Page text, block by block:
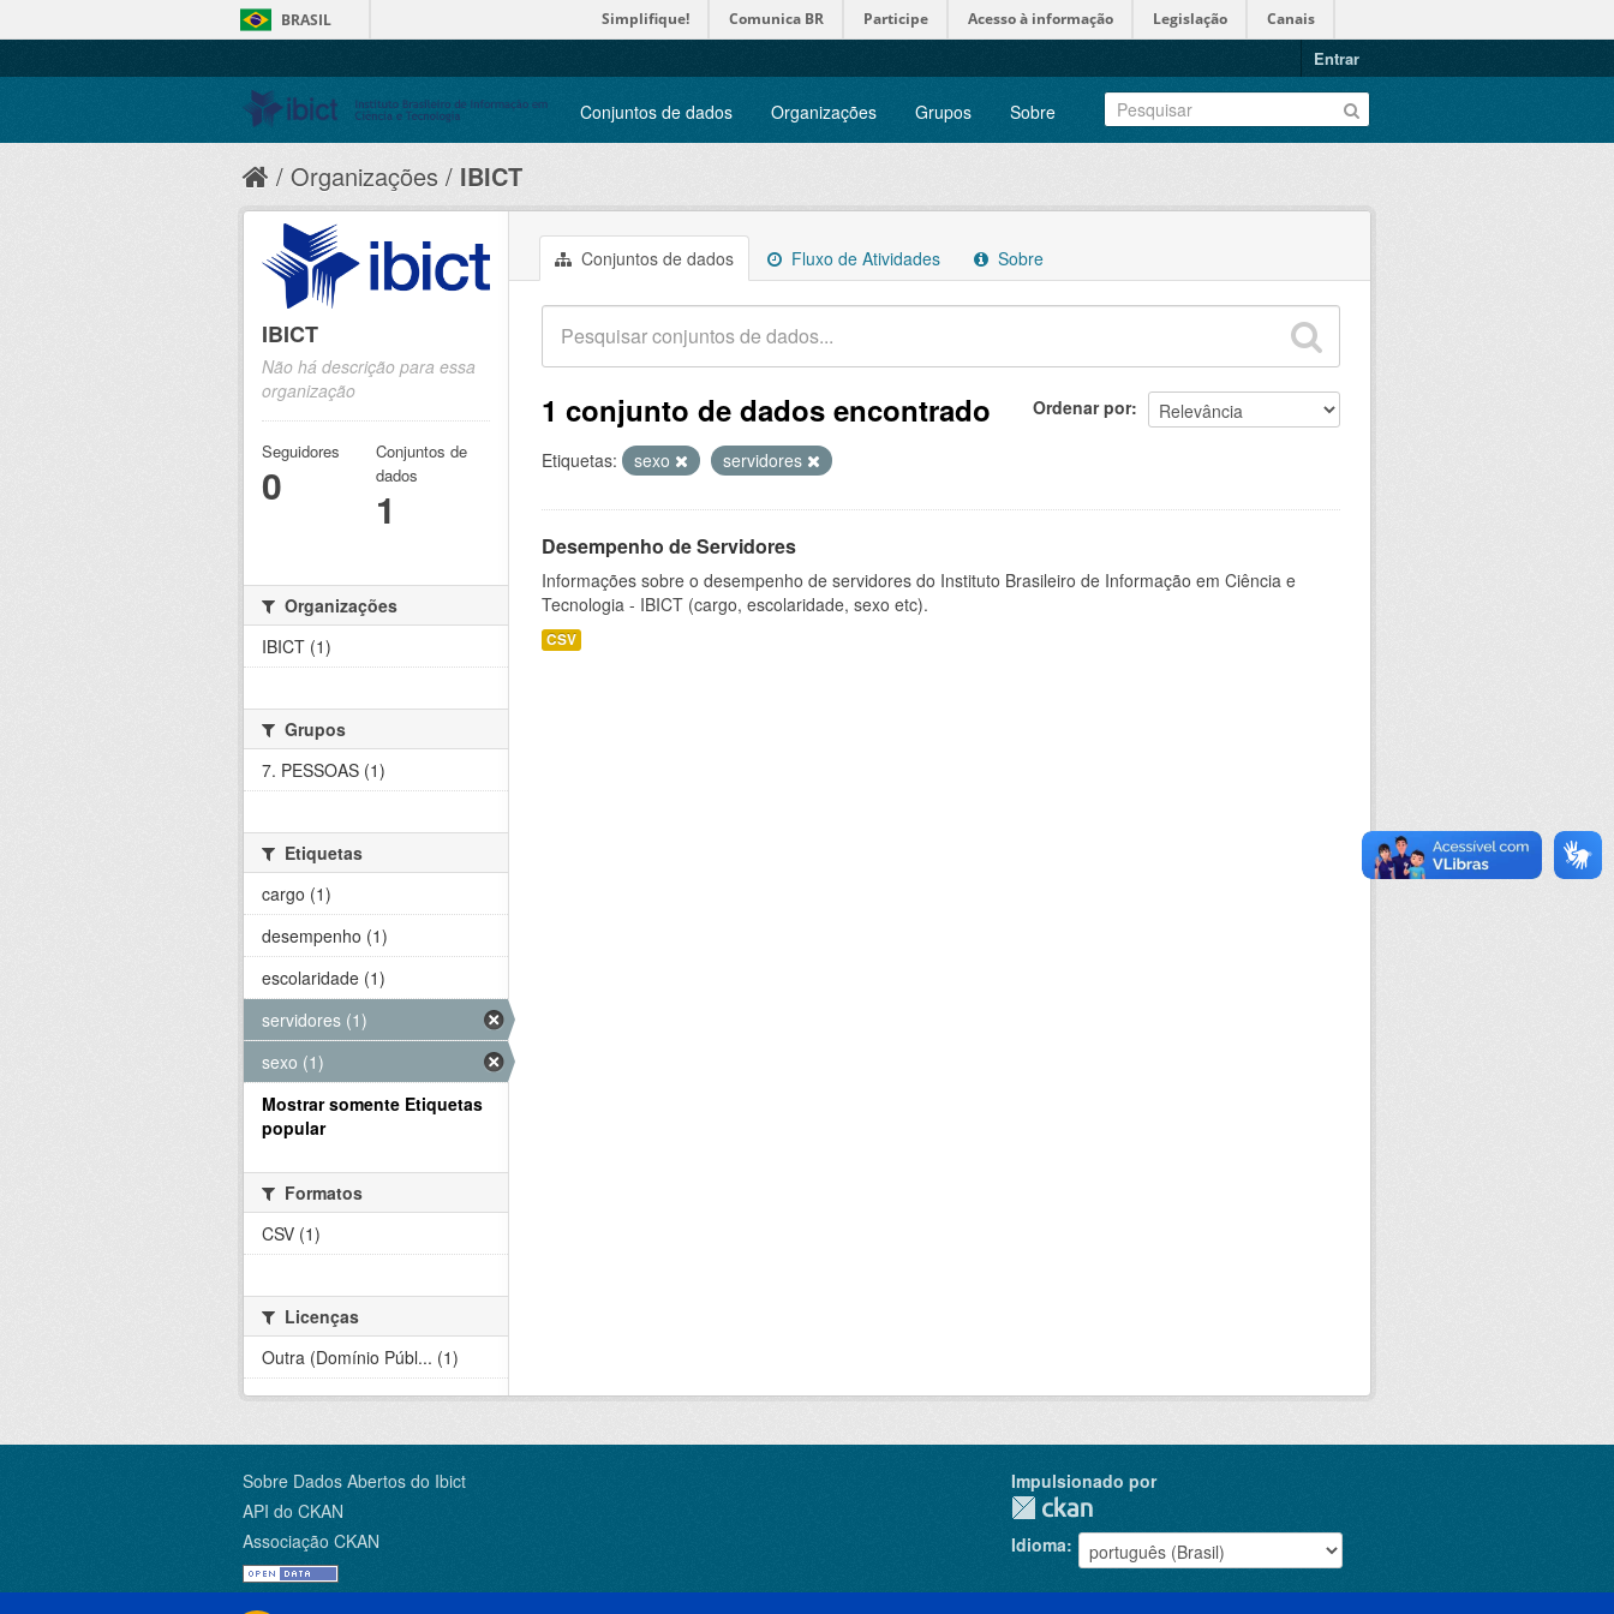
BRASIL Simplifique! Comunica BR Participe Acesso à informação Legislação Canais
Entrar
Conjuntos de dados Organizações Grupos Sobre
Organizações IBICT
Conjuntos de dados Fluxo de Atividades Sobre
Ordenar por
1 conjunto de dados encontrado
Etiquetas: sexo servidores
Desempenho de Servidores
Informações sobre o desempenho de servidores do Instituto Brasileiro de Informação em Ciência e
Tecnologia - IBICT (cargo, escolaridade, sexo etc).
CSV
IBICT
Não há descrição para essa
organização
Seguidores
0
Conjuntos de
dados
1
Organizações
IBICT (1)
Grupos
7. PESSOAS (1)
Etiquetas
cargo (1)
desempenho (1)
escolaridade (1)
servidores (1)
sexo (1)
Mostrar somente Etiquetas
popular
Formatos
CSV (1)
Licenças
Outra (Domínio Públ... (1)
Sobre Dados Abertos do Ibict
API do CKAN
Associação CKAN
Impulsionado por
Idioma